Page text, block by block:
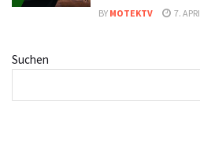
BY MOTEKTV 7.
Suchen